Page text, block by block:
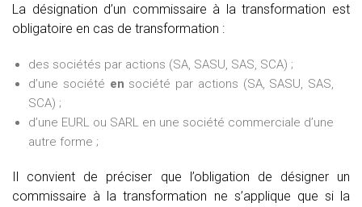
La désignation d’un commissaire à la transformation est
obligatoire en cas de transformation :
des sociétés par actions (SA, SASU, SAS, SCA) ;
d’une société en société par actions (SA, SASU, SAS,
SCA) ;
d’une EURL ou SARL en une société commerciale d’une
autre forme ;
Il convient de préciser que l’obligation de désigner un
commissaire à la transformation ne s’applique que si la